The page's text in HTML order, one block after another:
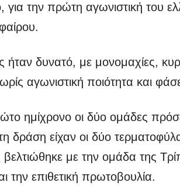
για την πρώτη αγωνιστική του
ήταν δυνατό, με μονομαχίες,
αγωνιστική ποιότητα και
ημίχρονο οι δύο ομάδες
δράση είχαν οι δύο
με την ομάδα της
την επιθετική πρωτοβουλία.